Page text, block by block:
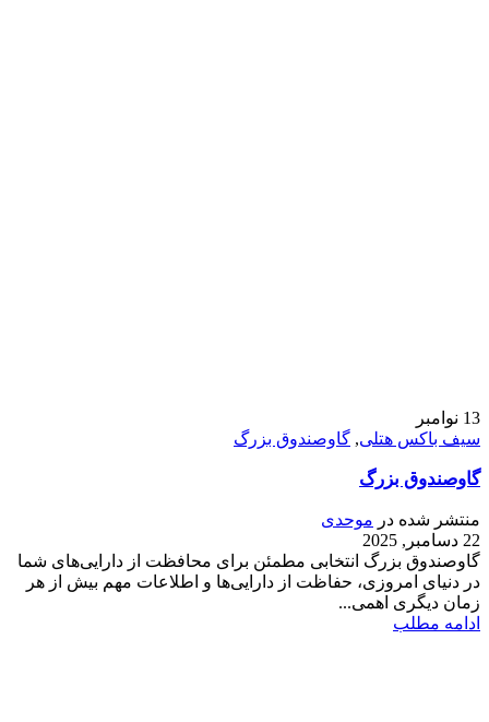
13 نوامبر
سیف باکس هتلی, گاوصندوق بزرگ
گاوصندوق بزرگ
منتشر شده در موحدی
22 دسامبر, 2025
گاوصندوق بزرگ انتخابی مطمئن برای محافظت از دارایی‌های شما
در دنیای امروزی، حفاظت از دارایی‌ها و اطلاعات مهم بیش از هر
زمان دیگری اهمی...
ادامه مطلب